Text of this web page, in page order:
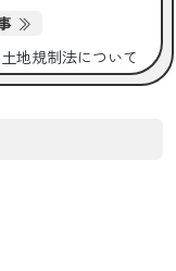
地規制法について